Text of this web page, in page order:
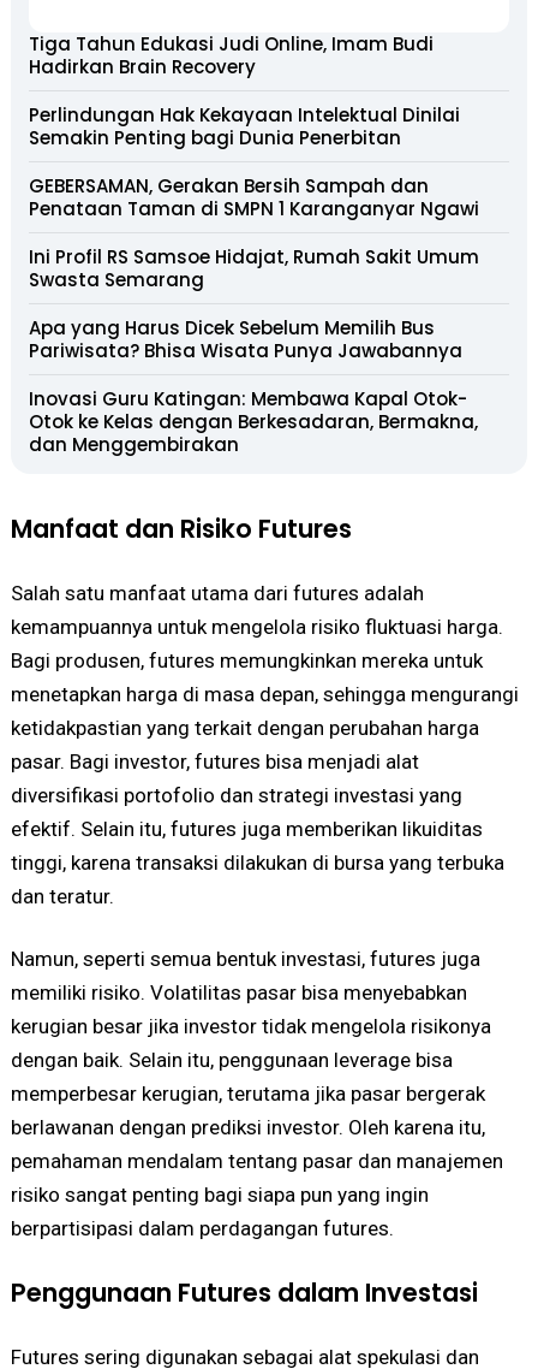
Tiga Tahun Edukasi Judi Online, Imam Budi
Hadirkan Brain Recovery
Perlindungan Hak Kekayaan Intelektual Dinilai
Semakin Penting bagi Dunia Penerbitan
GEBERSAMAN, Gerakan Bersih Sampah dan
Penataan Taman di SMPN 1 Karanganyar Ngawi
Ini Profil RS Samsoe Hidajat, Rumah Sakit Umum
Swasta Semarang
Apa yang Harus Dicek Sebelum Memilih Bus
Pariwisata? Bhisa Wisata Punya Jawabannya
Inovasi Guru Katingan: Membawa Kapal Otok-
Otok ke Kelas dengan Berkesadaran, Bermakna,
dan Menggembirakan
Manfaat dan Risiko Futures
Salah satu manfaat utama dari futures adalah
kemampuannya untuk mengelola risiko fluktuasi harga.
Bagi produsen, futures memungkinkan mereka untuk
menetapkan harga di masa depan, sehingga mengurangi
ketidakpastian yang terkait dengan perubahan harga
pasar. Bagi investor, futures bisa menjadi alat
diversifikasi portofolio dan strategi investasi yang
efektif. Selain itu, futures juga memberikan likuiditas
tinggi, karena transaksi dilakukan di bursa yang terbuka
dan teratur.
Namun, seperti semua bentuk investasi, futures juga
memiliki risiko. Volatilitas pasar bisa menyebabkan
kerugian besar jika investor tidak mengelola risikonya
dengan baik. Selain itu, penggunaan leverage bisa
memperbesar kerugian, terutama jika pasar bergerak
berlawanan dengan prediksi investor. Oleh karena itu,
pemahaman mendalam tentang pasar dan manajemen
risiko sangat penting bagi siapa pun yang ingin
berpartisipasi dalam perdagangan futures.
Penggunaan Futures dalam Investasi
Futures sering digunakan sebagai alat spekulasi dan